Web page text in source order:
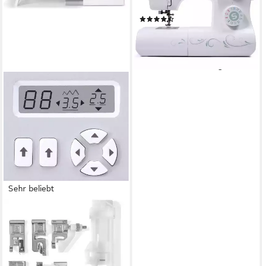
Sehr beliebt
Nähmaschine Patchwork
7285Q
98
Programme
9 Nutzstiche
LED
Beleuchtung
178,00 € 259,00 €
mtl. in 12 Raten
-31%